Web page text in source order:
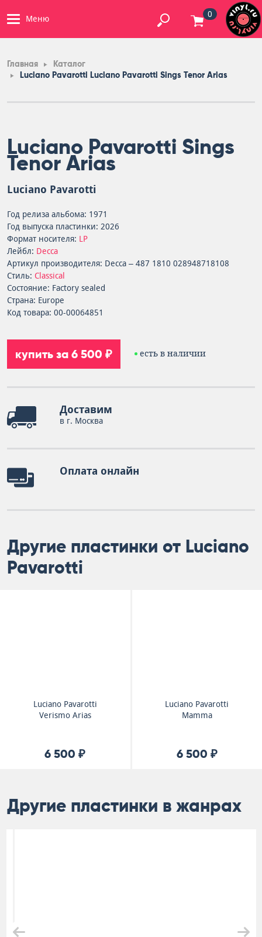
Меню 0
Главная
Каталог
Luciano Pavarotti Luciano Pavarotti Sings Tenor Arias
Luciano Pavarotti Sings
Tenor Arias
Luciano Pavarotti
Год релиза альбома: 1971
Год выпуска пластинки: 2026
Формат носителя: LP
Лейбл: Decca
Артикул производителя: Decca – 487 1810 028948718108
Стиль: Classical
Состояние: Factory sealed
Страна: Europe
Код товара: 00-00064851
купить за 6 500 ₽ есть в наличии
Доставим
в г. Москва
Оплата онлайн
Другие пластинки от Luciano
Pavarotti
Luciano Pavarotti
Verismo Arias
6 500 ₽
Luciano Pavarotti
Mamma
6 500 ₽
Другие пластинки в жанрах